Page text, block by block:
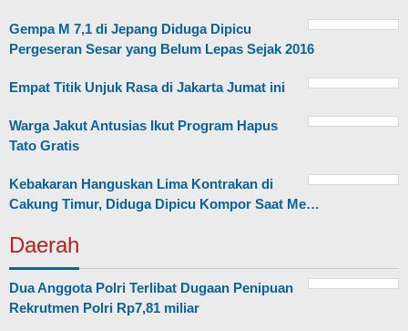
Gempa M 7,1 di Jepang Diduga Dipicu
Pergeseran Sesar yang Belum Lepas Sejak 2016
Empat Titik Unjuk Rasa di Jakarta Jumat ini
Warga Jakut Antusias Ikut Program Hapus
Tato Gratis
Kebakaran Hanguskan Lima Kontrakan di
Cakung Timur, Diduga Dipicu Kompor Saat Me…
Daerah
Dua Anggota Polri Terlibat Dugaan Penipuan
Rekrutmen Polri Rp7,81 miliar